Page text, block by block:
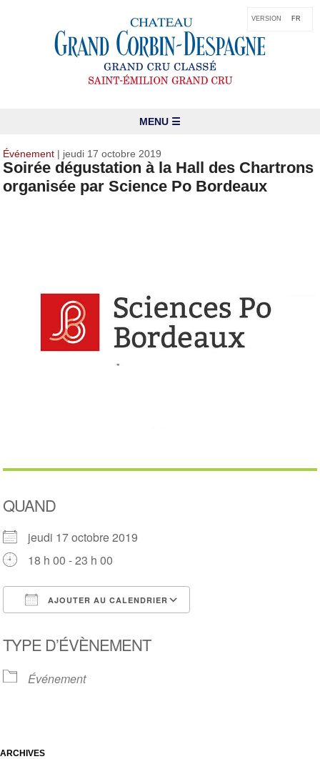
VERSION FR
MENU ☰
Événement | jeudi 17 octobre 2019
Soirée dégustation à la Hall des Chartrons
organisée par Science Po Bordeaux
QUAND
jeudi 17 octobre 2019
18 h 00 - 23 h 00
AJOUTER AU CALENDRIER
TYPE D’ÉVÈNEMENT
Événement
ARCHIVES